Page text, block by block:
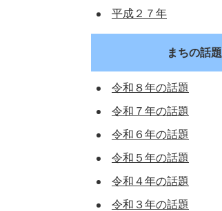
平成２７年
まちの話題
令和８年の話題
令和７年の話題
令和６年の話題
令和５年の話題
令和４年の話題
令和３年の話題